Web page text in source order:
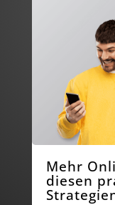
Mehr
diesen